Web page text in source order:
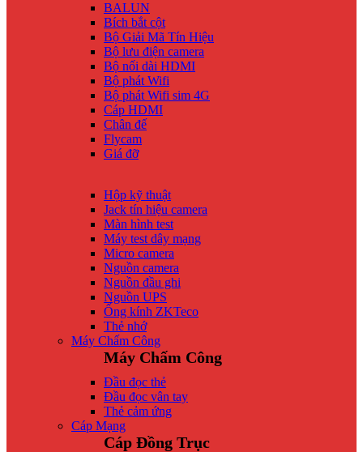
BALUN
Bích bắt cột
Bộ Giải Mã Tín Hiệu
Bộ lưu điện camera
Bộ nối dài HDMI
Bộ phát Wifi
Bộ phát Wifi sim 4G
Cáp HDMI
Chân đế
Flycam
Giá đỡ
Hộp kỹ thuật
Jack tín hiệu camera
Màn hình test
Máy test dây mạng
Micro camera
Nguồn camera
Nguồn đầu ghi
Nguồn UPS
Ống kính ZKTeco
Thẻ nhớ
Máy Chấm Công
Máy Chấm Công
Đầu đọc thẻ
Đầu đọc vân tay
Thẻ cảm ứng
Cáp Mạng
Cáp Đồng Trục